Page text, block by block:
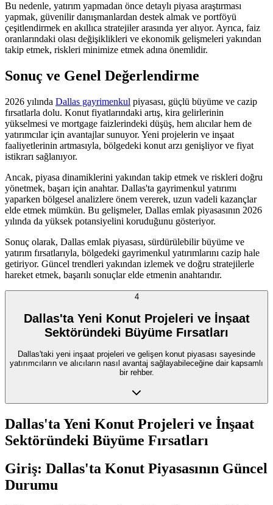
Bu nedenle, yatırım yapmadan önce detaylı piyasa araştırması
yapmak, güvenilir danışmanlardan destek almak ve portföyü
çeşitlendirmek en akıllıca stratejiler arasında yer alıyor. Ayrıca, faiz
oranlarındaki olası değişiklikleri ve ekonomik gelişmeleri yakından
takip etmek, riskleri minimize etmek adına önemlidir.
Sonuç ve Genel Değerlendirme
2026 yılında Dallas gayrimenkul piyasası, güçlü büyüme ve cazip
fırsatlarla dolu. Konut fiyatlarındaki artış, kira gelirlerinin
yükselmesi ve mortgage faizlerindeki düşüş, hem alıcılar hem de
yatırımcılar için avantajlar sunuyor. Yeni projelerin ve inşaat
faaliyetlerinin artmasıyla, bölgedeki konut arzı genişliyor ve fiyat
istikrarı sağlanıyor.
Ancak, piyasa dinamiklerini yakından takip etmek ve riskleri doğru
yönetmek, başarı için anahtar. Dallas'ta gayrimenkul yatırımı
yaparken bölgesel analizlere önem vererek, uzun vadeli kazançlar
elde etmek mümkün. Bu gelişmeler, Dallas emlak piyasasının 2026
yılında da yüksek potansiyelini koruduğunu gösteriyor.
Sonuç olarak, Dallas emlak piyasası, sürdürülebilir büyüme ve
yatırım fırsatlarıyla, bölgedeki gayrimenkul yatırımlarını cazip hale
getiriyor. Güncel trendleri yakından izlemek ve doğru stratejilerle
hareket etmek, başarılı sonuçlar elde etmenin anahtarıdır.
4
Dallas'ta Yeni Konut Projeleri ve İnşaat
Sektöründeki Büyüme Fırsatları
Dallas'taki yeni inşaat projeleri ve gelişen konut piyasası sayesinde
yatırımcıların ve alıcıların nasıl avantaj sağlayabileceğine dair kapsamlı
bir rehber.
Dallas'ta Yeni Konut Projeleri ve İnşaat
Sektöründeki Büyüme Fırsatları
Giriş: Dallas'ta Konut Piyasasının Güncel
Durumu